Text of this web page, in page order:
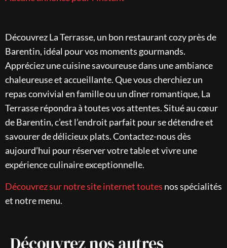
Découvrez La Terrasse, un bon restaurant cozy près de
Barentin, idéal pour vos moments gourmands.
Appréciez une cuisine savoureuse dans une ambiance
chaleureuse et accueillante. Que vous cherchiez un
repas convivial en famille ou un dîner romantique, La
Terrasse répondra à toutes vos attentes. Situé au cœur
de Barentin, c’est l’endroit parfait pour se détendre et
savourer de délicieux plats. Contactez-nous dès
aujourd’hui pour réserver votre table et vivre une
expérience culinaire exceptionnelle.
Découvrez sur notre site internet toutes nos spécialités
et notre menu.
Découvrez nos autres